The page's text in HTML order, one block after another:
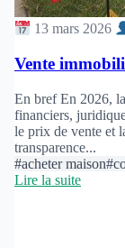
13 mars 2026
Vente
En bref En 2026,
financiers,
le prix de vente et
transparence...
#acheter maison
Lire la suite